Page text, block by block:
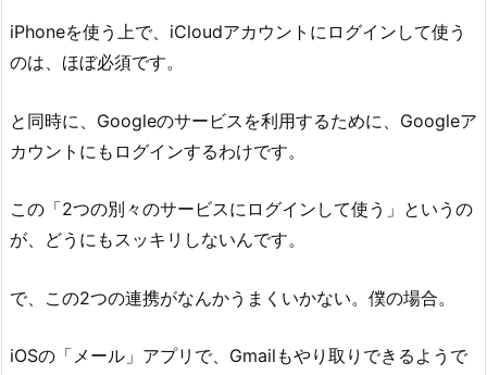
iPhoneを使う上で、iCloudアカウントにログインして使う
のは、ほぼ必須です。
と同時に、Googleのサービスを利用するために、Googleア
カウントにもログインするわけです。
この「2つの別々のサービスにログインして使う」というの
が、どうにもスッキリしないんです。
で、この2つの連携がなんかうまくいかない。僕の場合。
iOSの「メール」アプリで、Gmailもやり取りできるようで